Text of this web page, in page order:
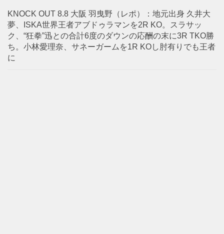
KNOCK OUT 8.8 大阪 羽曳野（レポ）：地元出身 久井大
夢、ISKA世界王者アブドゥラマンを2R KO。スラサッ
ク、“狂拳”迅との合計6度のダウンの応酬の末に3R TKO勝
ち。小林愛理奈、サネーガームを1R KOし肘有りでも王者
に